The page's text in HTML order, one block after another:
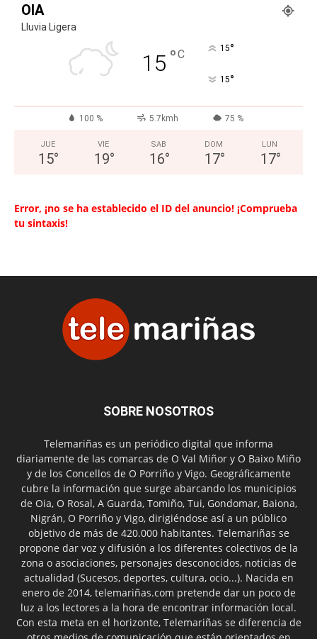
OIA
Lluvia Ligera
15 °C 15°
15°
100 % 5.7kmh 75 %
JUE
15°
VIE
19°
SAB
16°
DOM
17°
LUN
17°
Error, ¡no se ha establecido el ID del anuncio! ¡Comprueba
tu sintaxis!
SOBRE NOSOTROS
Telemariñas es un periódico digital que informa
diariamente de las comarcas de O Val Miñor y O Baixo Miño
y de los Concellos de O Porriño y Vigo. Geográficamente
cubre la información que surge abarcando los municipios
de Oia, O Rosal, A Guarda, Tomiño, Tui, Gondomar, Baiona,
Nigrán, O Porriño y Vigo, dirigiéndose así a un público
objetivo de más de 420.000 habitantes. Telemariñas se
propone dar voz y difusión a los diferentes colectivos de la
zona o asociaciones, personajes desconocidos, noticias de
actualidad (Sucesos, deportes, cultura, ocio...). Nacida en
enero de 2014, telemariñas.com pretende dar un poco de
luz a los lectores a la hora de encontrar información local.
Con esta meta en el horizonte, Telemariñas se diferencia de